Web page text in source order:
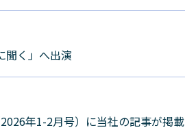
聞く」へ出演
年1-2月号）に当社の記事が掲載